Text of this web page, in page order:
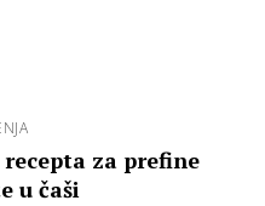
recepta za prefine
u čaši